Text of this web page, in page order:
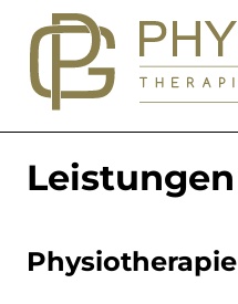
Leistungen
Physiotherapie